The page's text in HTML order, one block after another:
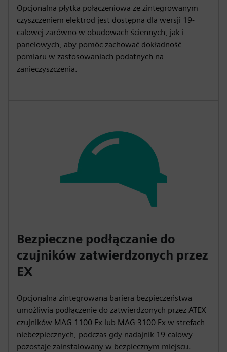
Opcjonalna płytka połączeniowa ze zintegrowanym
czyszczeniem elektrod jest dostępna dla wersji 19-
calowej zarówno w obudowach ściennych, jak i
panelowych, aby pomóc zachować dokładność
pomiaru w zastosowaniach podatnych na
zanieczyszczenia.
Bezpieczne podłączanie do
czujników zatwierdzonych przez
EX
Opcjonalna zintegrowana bariera bezpieczeństwa
umożliwia podłączenie do zatwierdzonych przez ATEX
czujników MAG 1100 Ex lub MAG 3100 Ex w strefach
niebezpiecznych, podczas gdy nadajnik 19-calowy
pozostaje zainstalowany w bezpiecznym miejscu.